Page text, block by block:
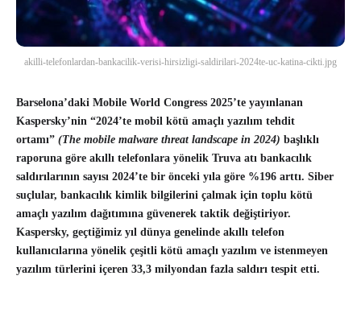
akilli-telefonlardan-bankacilik-verisi-hirsizligi-saldirilari-2024te-uc-katina-cikti.jpg
Barselona’daki Mobile World Congress 2025’te yayınlanan
Kaspersky’nin “2024’te mobil kötü amaçlı yazılım tehdit
ortamı” (The mobile malware threat landscape in 2024) başlıklı
raporuna göre akıllı telefonlara yönelik Truva atı bankacılık
saldırılarının sayısı 2024’te bir önceki yıla göre %196 arttı. Siber
suçlular, bankacılık kimlik bilgilerini çalmak için toplu kötü
amaçlı yazılım dağıtımına güvenerek taktik değiştiriyor.
Kaspersky, geçtiğimiz yıl dünya genelinde akıllı telefon
kullanıcılarına yönelik çeşitli kötü amaçlı yazılım ve istenmeyen
yazılım türlerini içeren 33,3 milyondan fazla saldırı tespit etti.